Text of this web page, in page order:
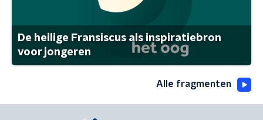
De heilige Fransiscus als inspiratiebron
voor jongeren
Alle fragmenten